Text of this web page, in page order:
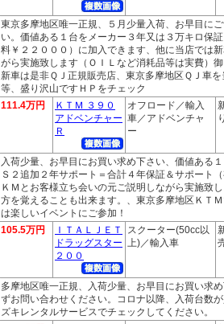
東京多摩地区唯一正規、５月少量入荷、お早目に
い。価値ある１台をメーカー３年又は３万キロ保
料￥２２０００）に加入できます、他に当店では
がら実施致します（ＯＩＬなど消耗品等は実費）
新車は是非ＱＪ正規販売店、東京多摩地区ＱＪ車
等、盛り沢山ですＨＰをチェック
111.4万円
ＫＴＭ ３９０
アドベンチャー
Ｒ
オフロード／輸入
車／アドベンチャ
ー
入荷少量、お早目にお買い求め下さい、価値ある
Ｓ２追加２年サポート＝合計４年保証＆サポート
ＫＭとお客様立ち会いの元ご説明しながら実施致
方を覚えることも出来ます。、東京多摩地区ＫＴ
は楽しいイベントにご参加！
105.5万円
ＩＴＡＬＪＥＴ
ドラッグスター
２００
スクーター(50cc以
上)／輸入車
多摩地区唯一正規、入荷少量、お早目にお買い求
ずお問い合わせください。コロナ以降、入荷台数
ズキレンタルサービスでチェックしてください。